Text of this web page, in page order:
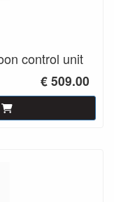
control unit
€ 509.00